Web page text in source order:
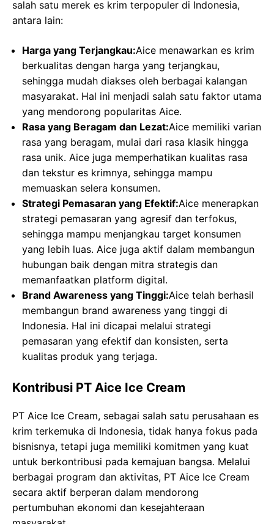
salah satu merek es krim terpopuler di Indonesia,
antara lain:
Harga yang Terjangkau:Aice menawarkan es krim
berkualitas dengan harga yang terjangkau,
sehingga mudah diakses oleh berbagai kalangan
masyarakat. Hal ini menjadi salah satu faktor utama
yang mendorong popularitas Aice.
Rasa yang Beragam dan Lezat:Aice memiliki varian
rasa yang beragam, mulai dari rasa klasik hingga
rasa unik. Aice juga memperhatikan kualitas rasa
dan tekstur es krimnya, sehingga mampu
memuaskan selera konsumen.
Strategi Pemasaran yang Efektif:Aice menerapkan
strategi pemasaran yang agresif dan terfokus,
sehingga mampu menjangkau target konsumen
yang lebih luas. Aice juga aktif dalam membangun
hubungan baik dengan mitra strategis dan
memanfaatkan platform digital.
Brand Awareness yang Tinggi:Aice telah berhasil
membangun brand awareness yang tinggi di
Indonesia. Hal ini dicapai melalui strategi
pemasaran yang efektif dan konsisten, serta
kualitas produk yang terjaga.
Kontribusi PT Aice Ice Cream
PT Aice Ice Cream, sebagai salah satu perusahaan es
krim terkemuka di Indonesia, tidak hanya fokus pada
bisnisnya, tetapi juga memiliki komitmen yang kuat
untuk berkontribusi pada kemajuan bangsa. Melalui
berbagai program dan aktivitas, PT Aice Ice Cream
secara aktif berperan dalam mendorong
pertumbuhan ekonomi dan kesejahteraan